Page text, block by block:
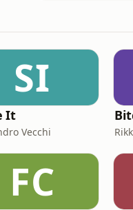
SI
It
Vecchi
FC